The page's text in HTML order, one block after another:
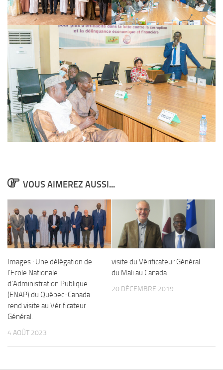
VOUS AIMEREZ AUSSI...
Images : Une délégation de
l’Ecole Nationale
d’Administration Publique
(ENAP) du Québec-Canada
rend visite au Vérificateur
Général.
4 AOÛT 2023
visite du Vérificateur Général
du Mali au Canada
20 DÉCEMBRE 2019